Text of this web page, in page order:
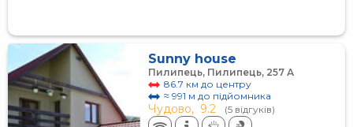
Sunny house
Пилипець, Пилипець, 257 А
86.7 км до центру
≈ 991 м до підйомника
Чудово, 9.2 (5 відгуків)